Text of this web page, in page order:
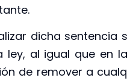
dicha sentencia
ley, al igual que en
de remover a